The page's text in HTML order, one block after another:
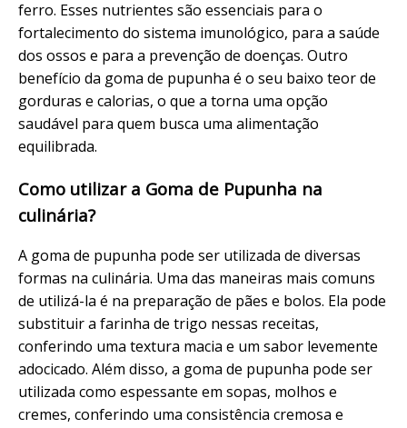
ferro. Esses nutrientes são essenciais para o
fortalecimento do sistema imunológico, para a saúde
dos ossos e para a prevenção de doenças. Outro
benefício da goma de pupunha é o seu baixo teor de
gorduras e calorias, o que a torna uma opção
saudável para quem busca uma alimentação
equilibrada.
Como utilizar a Goma de Pupunha na
culinária?
A goma de pupunha pode ser utilizada de diversas
formas na culinária. Uma das maneiras mais comuns
de utilizá-la é na preparação de pães e bolos. Ela pode
substituir a farinha de trigo nessas receitas,
conferindo uma textura macia e um sabor levemente
adocicado. Além disso, a goma de pupunha pode ser
utilizada como espessante em sopas, molhos e
cremes, conferindo uma consistência cremosa e